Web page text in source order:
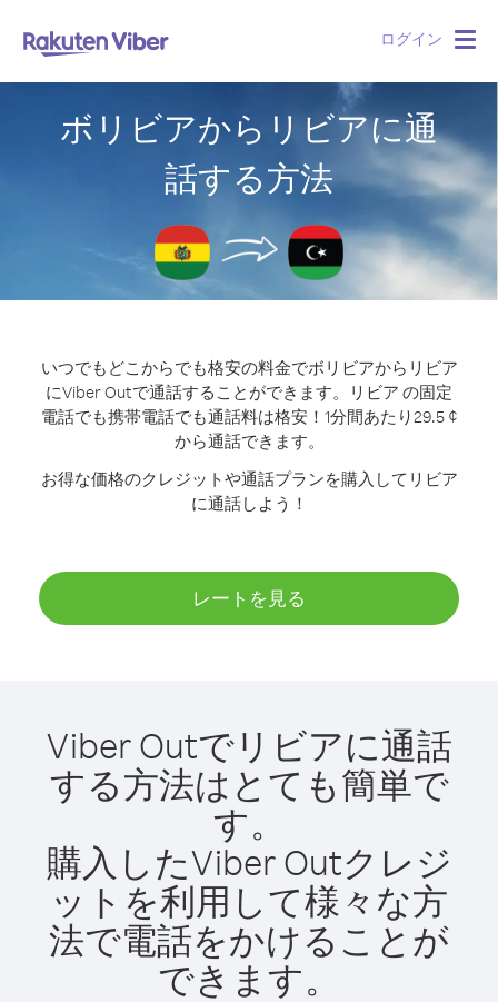
ログイン
ボリビアからリビアに通
話する方法
いつでもどこからでも格安の料金でボリビアからリビア
にViber Outで通話することができます。
リビア の固定
電話でも携帯電話でも通話料は格安！1分間あたり29.5 ¢
から通話できます。
お得な価格のクレジットや通話プランを購入してリビア
に通話しよう！
レートを見る
Viber Outでリビアに通話
する方法はとても簡単で
す。
購入したViber Outクレジ
ットを利用して様々な方
法で電話をかけることが
できます。